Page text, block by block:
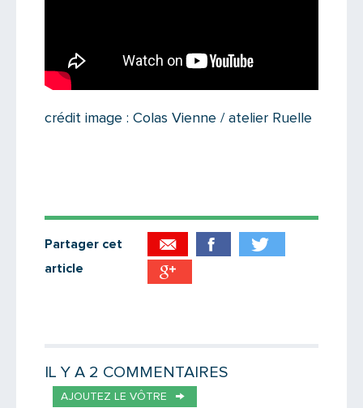
crédit image : Colas Vienne / atelier Ruelle
Partager cet
article
IL Y A 2 COMMENTAIRES
AJOUTEZ LE VÔTRE